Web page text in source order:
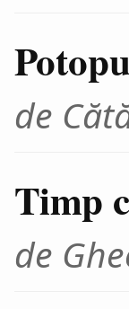
de
Timp
de